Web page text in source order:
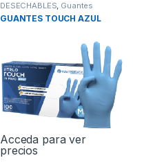
DESECHABLES, Guantes
GUANTES TOUCH AZUL
Acceda para ver
precios